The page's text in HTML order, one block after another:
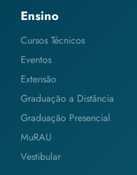
Ensino
Cursos Técnicos
Eventos
Extensão
Graduação a Distância
Graduação Presencial
MuRAU
Vestibular